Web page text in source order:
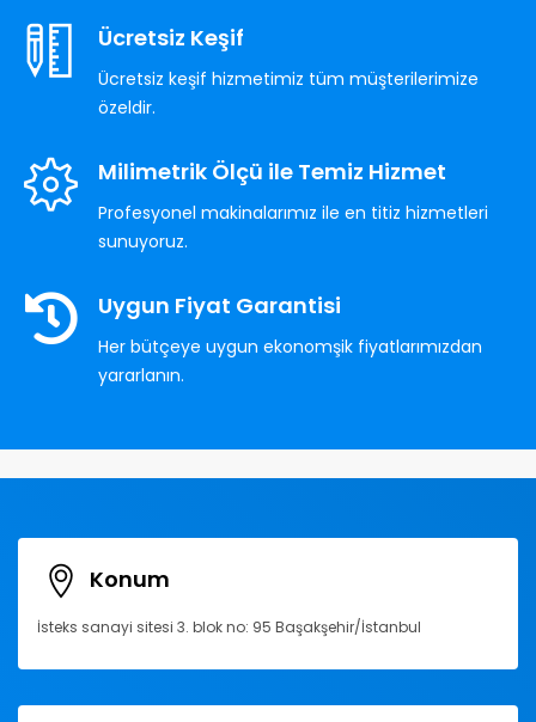
Ücretsiz Keşif
Ücretsiz keşif hizmetimiz tüm müşterilerimize
özeldir.
Milimetrik Ölçü ile Temiz Hizmet
Profesyonel makinalarımız ile en titiz hizmetleri
sunuyoruz.
Uygun Fiyat Garantisi
Her bütçeye uygun ekonomşik fiyatlarımızdan
yararlanın.
Konum
İsteks sanayi sitesi 3. blok no: 95 Başakşehir/İstanbul